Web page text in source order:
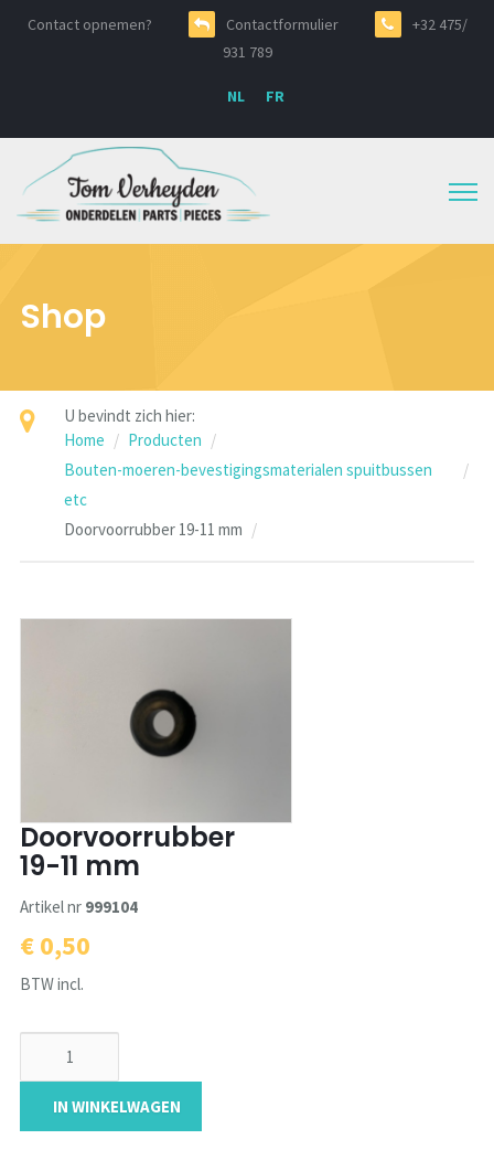
Contact opnemen? Contactformulier
+32 475/
931 789
NL FR
Shop
U bevindt zich hier:
Home
Producten
Bouten-moeren-bevestigingsmaterialen spuitbussen
etc
Doorvoorrubber 19-11 mm
Doorvoorrubber
19-11 mm
Artikel nr 999104
€ 0,50
BTW incl.
IN WINKELWAGEN